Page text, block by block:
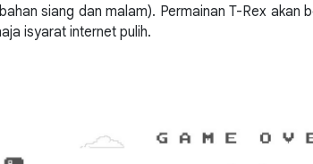
siang dan malam). Permainan T-Rex akan
isyarat internet pulih.